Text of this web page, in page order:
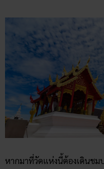
หากมาที่วัดแห่งนี้ต้องเดินชม